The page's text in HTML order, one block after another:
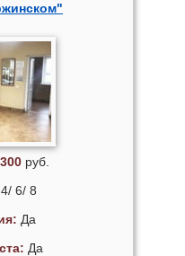
300 руб.
6/ 8
Да
Да